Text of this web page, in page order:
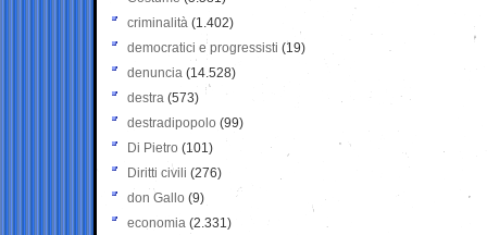
criminalità (1.402)
democratici e progressisti (19)
denuncia (14.528)
destra (573)
destradipopolo (99)
Di Pietro (101)
Diritti civili (276)
don Gallo (9)
economia (2.331)